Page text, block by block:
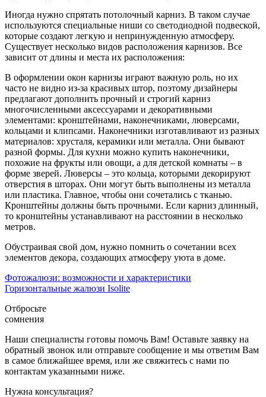
Иногда нужно спрятать потолочный карниз. В таком случае
используются специальные ниши со светодиодной подвеской,
которые создают легкую и непринужденную атмосферу.
Существует несколько видов расположения карнизов. Все
зависит от длины и места их расположения:
В оформлении окон карнизы играют важную роль, но их
часто не видно из-за красивых штор, поэтому дизайнеры
предлагают дополнить прочный и строгий карниз
многочисленными аксессуарами и декоративными
элементами: кронштейнами, наконечниками, люверсами,
кольцами и клипсами. Наконечники изготавливают из разных
материалов: хрусталя, керамики или металла. Они бывают
разной формы. Для кухни можно купить наконечники,
похожие на фрукты или овощи, а для детской комнаты – в
форме зверей. Люверсы – это кольца, которыми декорируют
отверстия в шторах. Они могут быть выполнены из металла
или пластика. Главное, чтобы они сочетались с тканью.
Кронштейны должны быть прочными. Если карниз длинный,
то кронштейны устанавливают на расстоянии в несколько
метров.
Обустраивая свой дом, нужно помнить о сочетании всех
элементов декора, создающих атмосферу уюта в доме.
Фотожалюзи: возможности и характеристики
Горизонтальные жалюзи Isolite
Отбросьте
сомнения
Наши специалисты готовы помочь Вам! Оставьте заявку на
обратный звонок или отправьте сообщение и мы ответим Вам
в самое ближайшее время, или же свяжитесь с нами по
контактам указанными ниже.
Нужна консультация?